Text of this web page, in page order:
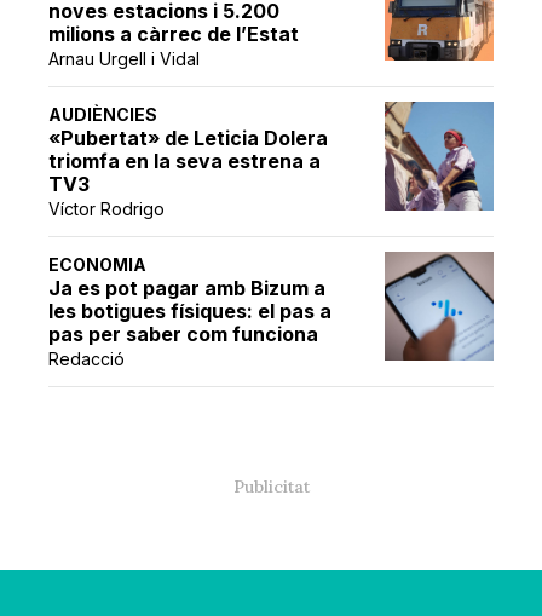
noves estacions i 5.200
milions a càrrec de l’Estat
Arnau Urgell i Vidal
AUDIÈNCIES
«Pubertat» de Leticia Dolera
triomfa en la seva estrena a
TV3
Víctor Rodrigo
ECONOMIA
Ja es pot pagar amb Bizum a
les botigues físiques: el pas a
pas per saber com funciona
Redacció